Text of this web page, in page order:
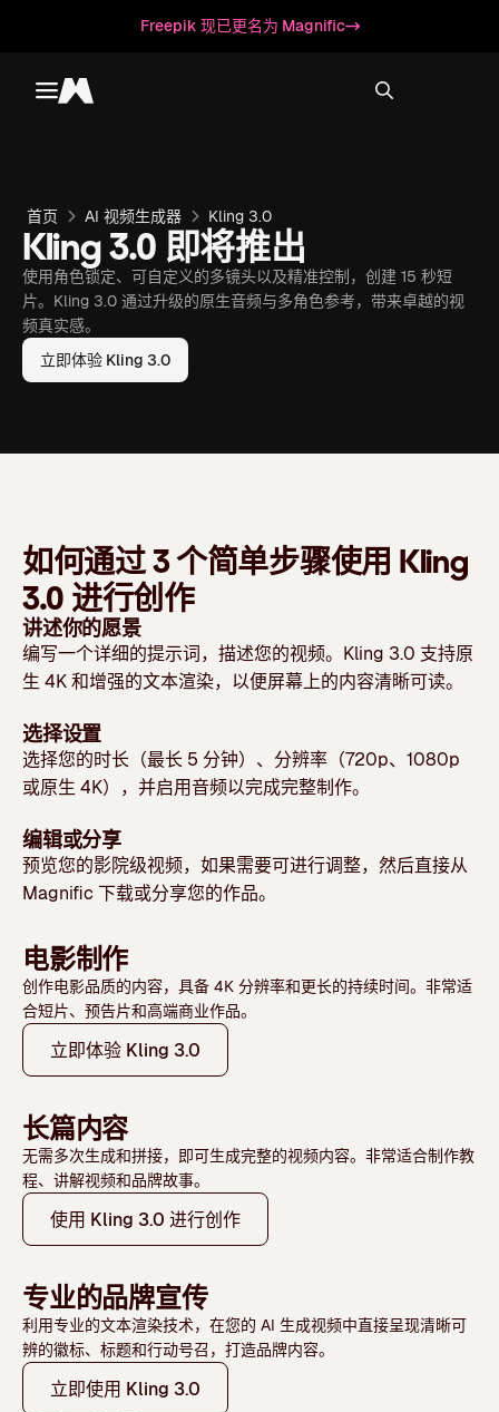
Freepik 现已更名为 Magnific
Toggle menu
Magnific
首页 AI 视频生成器 Kling 3.0
Kling 3.0 即将推出
使用角色锁定、可自定义的多镜头以及精准控制，创建 15 秒短
片。Kling 3.0 通过升级的原生音频与多角色参考，带来卓越的视
频真实感。
立即体验 Kling 3.0
如何通过 3 个简单步骤使用 Kling
3.0 进行创作
讲述你的愿景
编写一个详细的提示词，描述您的视频。Kling 3.0 支持原
生 4K 和增强的文本渲染，以便屏幕上的内容清晰可读。
选择设置
选择您的时长（最长 5 分钟）、分辨率（720p、1080p
或原生 4K），并启用音频以完成完整制作。
编辑或分享
预览您的影院级视频，如果需要可进行调整，然后直接从
Magnific 下载或分享您的作品。
电影制作
创作电影品质的内容，具备 4K 分辨率和更长的持续时间。非常适
合短片、预告片和高端商业作品。
立即体验 Kling 3.0
长篇内容
无需多次生成和拼接，即可生成完整的视频内容。非常适合制作教
程、讲解视频和品牌故事。
使用 Kling 3.0 进行创作
专业的品牌宣传
利用专业的文本渲染技术，在您的 AI 生成视频中直接呈现清晰可
辨的徽标、标题和行动号召，打造品牌内容。
立即使用 Kling 3.0